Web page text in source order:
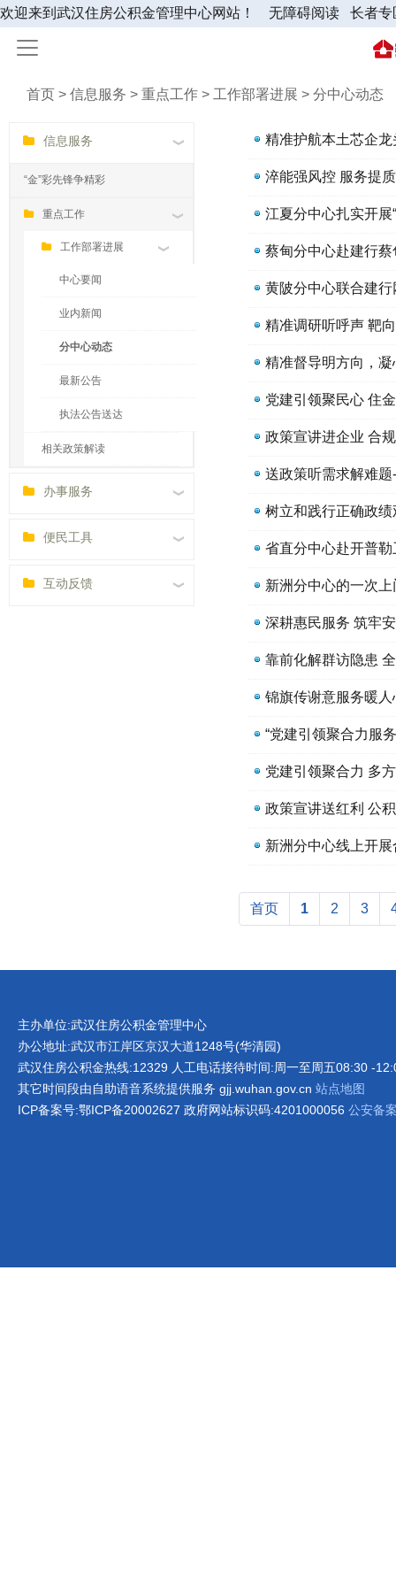
欢迎来到武汉住房公积金管理中心网站！ 无障碍阅读 长者专
首页 > 信息服务 > 重点工作 > 工作部署进展 > 分中心动态
信息服务
“金”彩先锋争精彩
重点工作
工作部署进展
中心要闻
业内新闻
分中心动态
最新公告
执法公告送达
相关政策解读
办事服务
便民工具
互动反馈
江夏分中心扎实开展
蔡甸分中心赴建行
黄陂分中心联合建
精准调研听呼声 靶
精准督导明方向，
树立和践行正确政
新洲分中心的一次上
深耕惠民服务 筑牢
靠前化解群访隐患
锦旗传谢意服务暖
政策宣讲送红利 公
新洲分中心线上开
首页 1 2 3
主办单位:武汉住房公积金管理中心
办公地址:武汉市江岸区京汉大道1248号(华清园)
武汉住房公积金热线:12329 人工电话接待时间:周一至周五08:30 -
其它时间段由自助语音系统提供服务 gjj.wuhan.gov.cn 站点地图
ICP备案号:鄂ICP备20002627 政府网站标识码:4201000056 公安备